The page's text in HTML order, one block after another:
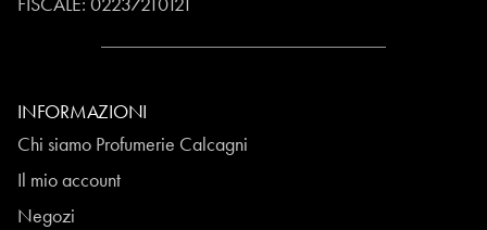
INFORMAZIONI
Chi siamo Profumerie Calcagni
Il mio account
Negozi